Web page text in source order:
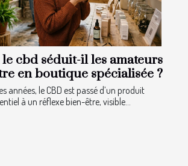
cbd séduit-il les amateurs
en boutique spécialisée ?
années, le CBD est passé d’un produit
à un réflexe bien-être, visible...